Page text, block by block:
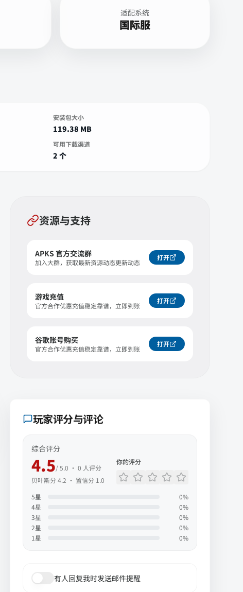
适配系统
国际服
安装包大小
119.38 MB
可用下载渠道
2 个
资源与支持
APKS 官方交流群
加入大群，获取最新资源动态更新动态
打开
游戏充值
官方合作优惠充值稳定靠谱，立即到账
打开
谷歌账号购买
官方合作优惠充值稳定靠谱，立即到账
打开
玩家评分与评论
综合评分
4.5/ 5.0 · 0 人评分
贝叶斯分4.2 · 置信分 1.0
你的评分
5星 0%
4星 0%
3星 0%
2星 0%
1 星 0%
有人回复我时发送邮件提醒